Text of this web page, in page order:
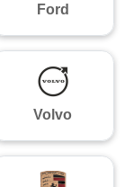
Ford
Volvo